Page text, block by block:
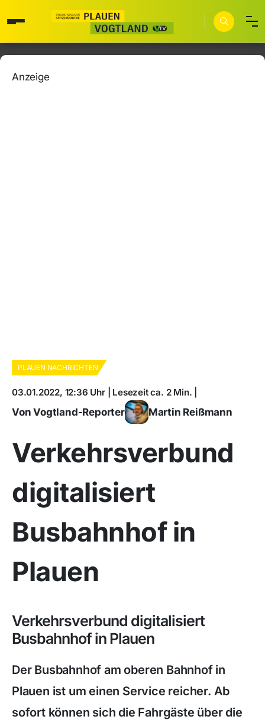
Anzeige
PLAUEN NACHRICHTEN
03.01.2022, 12:36 Uhr | Lesezeit ca. 2 Min. |
Von Vogtland-Reporter Martin Reißmann
Verkehrsverbund
digitalisiert
Busbahnhof in
Plauen
Verkehrsverbund digitalisiert
Busbahnhof in Plauen
Der Busbahnhof am oberen Bahnhof in
Plauen ist um einen Service reicher. Ab
sofort können sich die Fahrgäste über die